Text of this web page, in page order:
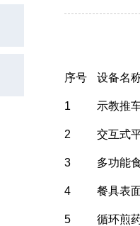
序号 设备名
1 示教推
2 交互式
3 多功能
4 餐具表
5 循环煎